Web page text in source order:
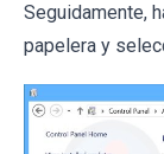
Seguidamente,
papelera y